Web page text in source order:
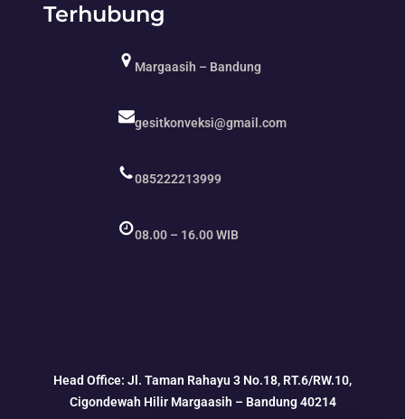
Terhubung
Margaasih – Bandung
gesitkonveksi@gmail.com
085222213999
08.00 – 16.00 WIB
Head Office: Jl. Taman Rahayu 3 No.18, RT.6/RW.10,
Cigondewah Hilir Margaasih – Bandung 40214